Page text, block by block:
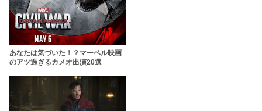
あなたは気づいた！？マーベル映画
のアツ過ぎるカメオ出演20選